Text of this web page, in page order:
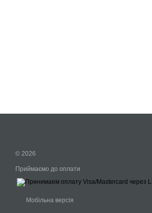
© 2026
Приймаємо до оплати
Мобільна версія